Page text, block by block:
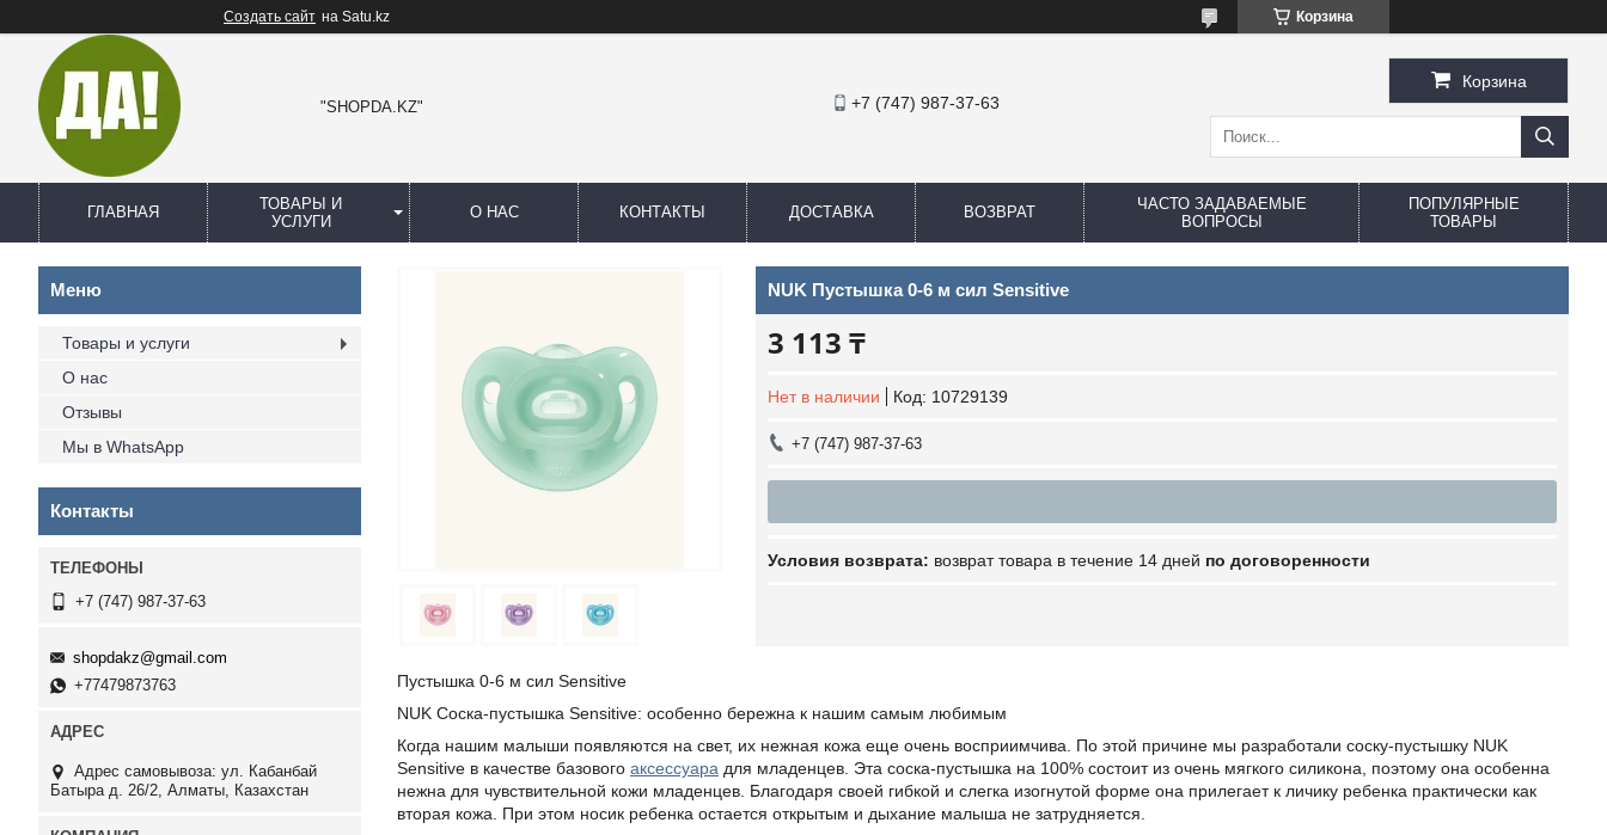
Создать сайт на Satu.kz Корзина
"SHOPDA.KZ" +7 (747) 987-37-63
Корзина
ГЛАВНАЯ
ТОВАРЫ И
УСЛУГИ
О НАС КОНТАКТЫ ДОСТАВКА ВОЗВРАТ
ЧАСТО ЗАДАВАЕМЫЕ
ВОПРОСЫ
ПОПУЛЯРНЫЕ
ТОВАРЫ
NUK Пустышка 0-6 м сил Sensitive
3 113 ₸
Нет в наличии Код: 10729139
+7 (747) 987-37-63
возврат товара в течение 14 дней по договоренности
Пустышка 0-6 м сил Sensitive
NUK Соска-пустышка Sensitive: особенно бережна к нашим самым любимым
Когда нашим малыши появляются на свет, их нежная кожа еще очень восприимчива. По этой причине мы разработали соску-пустышку NUK
Sensitive в качестве базового аксессуара для младенцев. Эта соска-пустышка на 100% состоит из очень мягкого силикона, поэтому она особенна
нежна для чувствительной кожи младенцев. Благодаря своей гибкой и слегка изогнутой форме она прилегает к личику ребенка практически как
вторая кожа. При этом носик ребенка остается открытым и дыхание малыша не затрудняется.
Товары и услуги
О нас
Отзывы
Мы в WhatsApp
Контакты
+7 (747) 987-37-63
shopdakz@gmail.com
+77479873763
Адрес самовывоза: ул. Кабанбай
Батыра д. 26/2, Алматы, Казахстан